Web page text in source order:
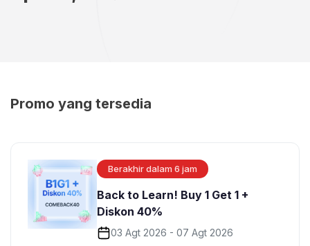
Promo yang tersedia
Berakhir dalam 6 jam
Back to Learn! Buy 1 Get 1 +
Diskon 40%
03 Agt 2026 - 07 Agt 2026